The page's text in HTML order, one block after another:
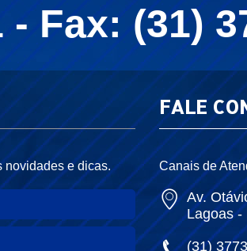
- Fax: (31)
novidades e dicas.
FALE
Canais de
Av.
Lagoas -
(31)